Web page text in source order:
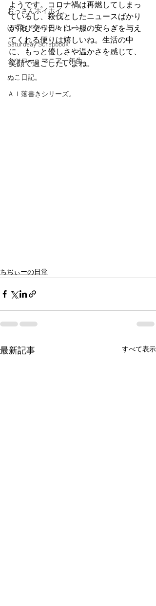
おっさんホイホイ。
ぼくら、YMOチルドレン。
Saturdeay Scrapbook
タツロー・マニア一年生。
ぬこ日記。
ＡＩ落書きシリーズ。
ようです。コロナ禍は再燃してしまっ
ているし、殺伐としたニュースばかり
が飛び交う日々に一服の安らぎを与え
てくれる便りは嬉しいね。生活の中
に、もっと優しさや温かさを感じて、
笑顔で過ごしたいよね。
ちぢぃーの日常
最新記事 すべて表示